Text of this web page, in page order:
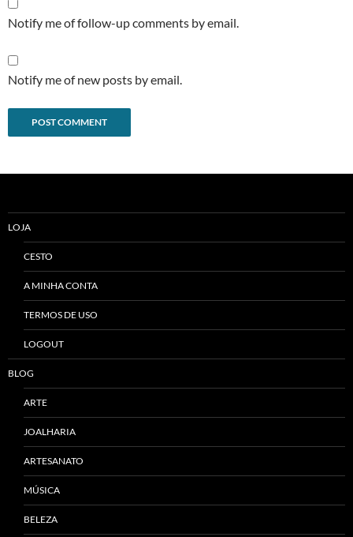
Notify me of follow-up comments by email.
Notify me of new posts by email.
LOJA
CESTO
A MINHA CONTA
TERMOS DE USO
LOGOUT
BLOG
ARTE
JOALHARIA
ARTESANATO
MÚSICA
BELEZA